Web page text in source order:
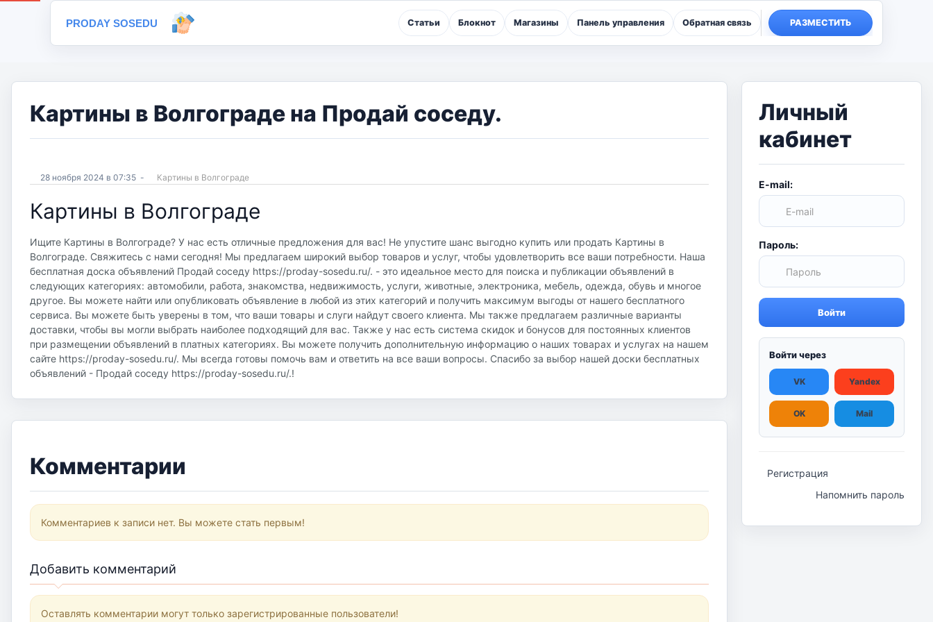
PRODAY SOSEDU Статьи Блокнот Магазины Панель управления Обратная связь РАЗМЕСТИТЬ
Картины в Волгограде на Продай соседу.
28 ноября 2024 в 07:35 - Картины в Волгограде
Картины в Волгограде
Ищите Картины в Волгограде? У нас есть отличные предложения для вас! Не упустите шанс выгодно купить или продать Картины в
Волгограде. Свяжитесь с нами сегодня! Мы предлагаем широкий выбор товаров и услуг, чтобы удовлетворить все ваши потребности. Наша
бесплатная доска объявлений Продай соседу https://proday-sosedu.ru/. - это идеальное место для поиска и публикации объявлений в
следующих категориях: автомобили, работа, знакомства, недвижимость, услуги, животные, электроника, мебель, одежда, обувь и многое
другое. Вы можете найти или опубликовать объявление в любой из этих категорий и получить максимум выгоды от нашего бесплатного
сервиса. Вы можете быть уверены в том, что ваши товары и слуги найдут своего клиента. Мы также предлагаем различные варианты
доставки, чтобы вы могли выбрать наиболее подходящий для вас. Также у нас есть система скидок и бонусов для постоянных клиентов
при размещении объявлений в платных категориях. Вы можете получить дополнительную информацию о наших товарах и услугах на нашем
сайте https://proday-sosedu.ru/. Мы всегда готовы помочь вам и ответить на все ваши вопросы. Спасибо за выбор нашей доски бесплатных
объявлений - Продай соседу https://proday-sosedu.ru/.!
Комментарии
Комментариев к записи нет. Вы можете стать первым!
Добавить комментарий
Оставлять комментарии могут только зарегистрированные пользователи!
Личный
кабинет
E-mail:
Пароль:
Войти
Войти через
VK Yandex
OK Mail
Регистрация
Напомнить пароль